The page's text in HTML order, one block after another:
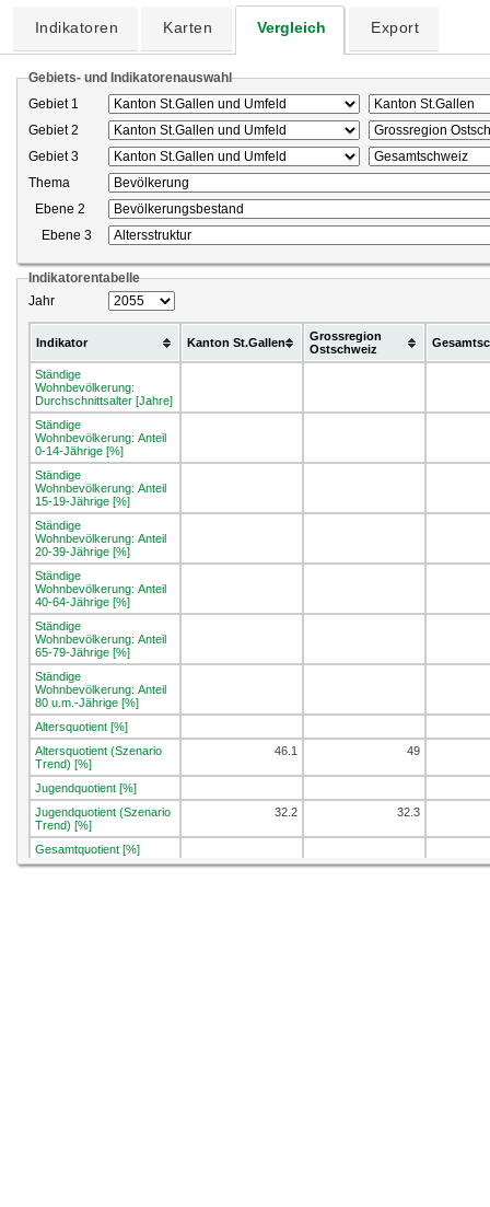
Indikatoren Karten Vergleich Export
Gebiets- und Indikatorenauswahl
Gebiet 1
Gebiet 2
Gebiet 3
Thema
Ebene 2
Ebene 3
Indikatorentabelle
Jahr
Indikator Kanton St.Gallen
Grossregion
Ostschweiz
Ständige
Wohnbevölkerung:
Durchschnittsalter [Jahre]
Ständige
Wohnbevölkerung: Anteil
0-14-Jährige [%]
Ständige
Wohnbevölkerung: Anteil
15-19-Jährige [%]
Ständige
Wohnbevölkerung: Anteil
20-39-Jährige [%]
Ständige
Wohnbevölkerung: Anteil
40-64-Jährige [%]
Ständige
Wohnbevölkerung: Anteil
65-79-Jährige [%]
Ständige
Wohnbevölkerung: Anteil
80 u.m.-Jährige [%]
Altersquotient [%]
Altersquotient (Szenario
Trend) [%]
46.1 49
Jugendquotient [%]
Jugendquotient (Szenario
Trend) [%]
32.2 32.3
Gesamtquotient [%]